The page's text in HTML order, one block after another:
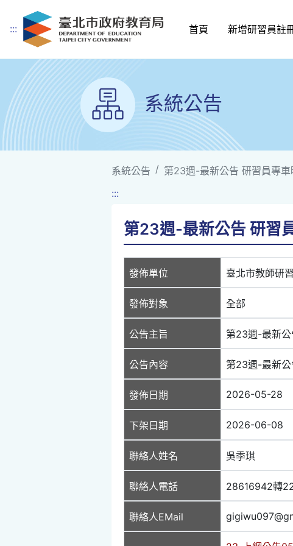
跳到主要內容
::: 首頁 新增研習員註
系統公告
系統公告
第23週-最新公告 研習員專
:::
第23週-最新公告 研習
發佈單位 臺北市教師研
發佈對象 全部
公告主旨 第23週-最新公
公告內容 第23週-最新公
發佈日期 2026-05-28
下架日期 2026-06-08
聯絡人姓名 吳季琪
聯絡人電話 28616942轉
聯絡人EMail